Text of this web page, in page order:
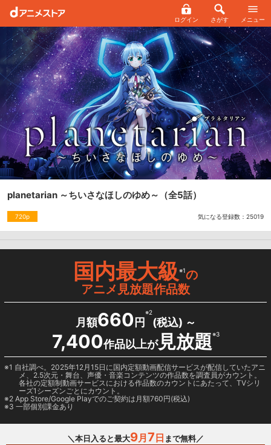
ログイン さがす メニュー
planetarian ～ちいさなほしのゆめ～ （全5話）
720p 気になる登録数： 25019
国内最大級※1の
アニメ見放題作品数
月額660 円
※2
(税込) ～
7,400作品以上が見放題※3
1 自社調べ。2025年12月15日に国内定額動画配信サービスが配信していたアニ
メ、2.5次元・舞台、声優・音楽コンテンツの作品数を調査員がカウント。
各社の定額制動画サービスにおける作品数のカウントにあたって、TVシリ
ーズ1シーズンごとにカウント。
2 App Store/Google Playでのご契約は月額760円(税込)
3 一部個別課金あり
＼本日入ると最大9月 7 日 まで無料／